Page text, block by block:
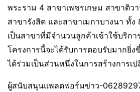
พระราม 4 สาขาเพชรเกษม สาขาติว
สาขารังสิต และสาขาเมกาบางนา ทั้
เป็นสาขาที่มีจำนวนลูกค้าเข้าใช้บริกา
โครงการนี้จะได้รับการตอบรับมากยิ่
ได้ร่วมเป็นส่วนหนึ่งในการสร้างการเ
ผู้สนับสนุนแพลตฟอร์มข่าว-